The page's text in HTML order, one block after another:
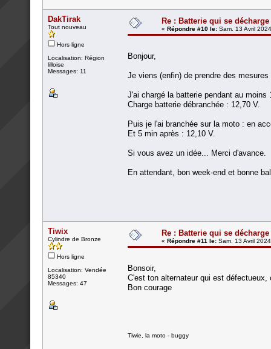
DakTirak
Tout nouveau
Hors ligne
Localisation: Région
lilloise
Messages: 11
Re : Batterie qui se
« Répondre #10 le: Sam. 13 Avril
Bonjour,
Je viens (enfin) de prendre des
J'ai chargé la batterie pendant au moins
Charge batterie débranchée : 12,70 V.
Puis je l'ai branchée sur la moto : en
Et 5 min après : 12,10 V.
Si vous avez un idée... Merci d'avance.
En attendant, bon week-end et bonne
Tiwix
Cylindre de Bronze
Hors ligne
Localisation: Vendée
85340
Messages: 47
Re : Batterie qui se
« Répondre #11 le: Sam. 13 Avril
Bonsoir,
C'est ton alternateur qui est
Bon courage
Tiwie, la moto - buggy